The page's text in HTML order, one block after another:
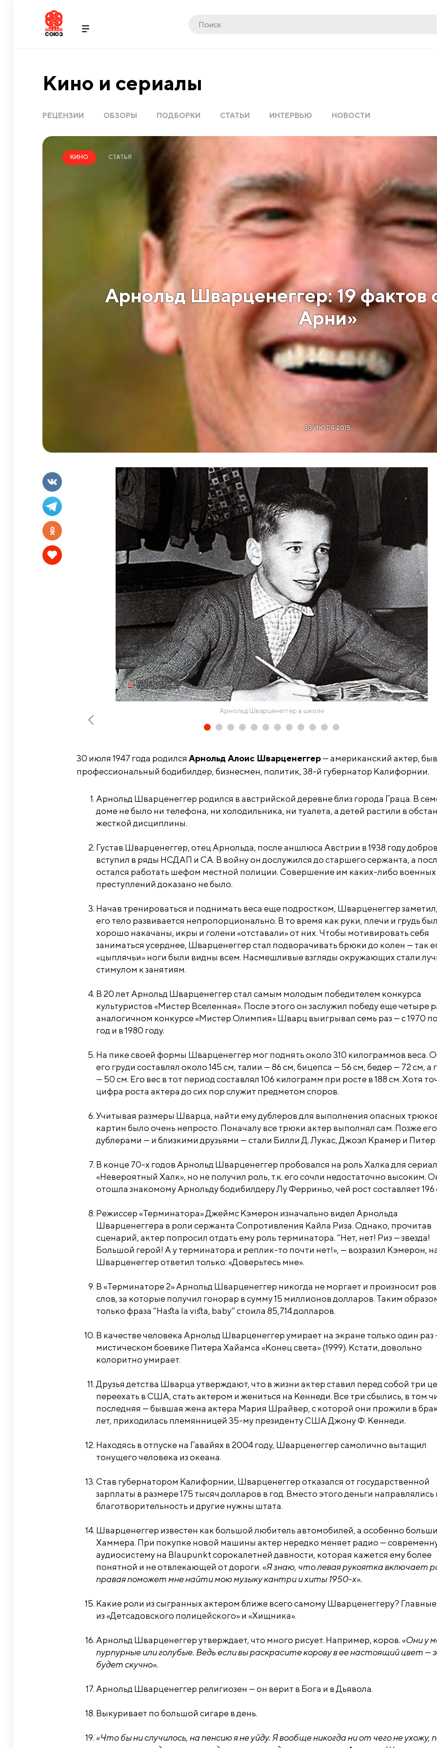
Кино и сериалы
РЕЦЕНЗИИ ОБЗОРЫ ПОДБОРКИ СТАТЬИ ИНТЕРВЬЮ НОВОСТИ
Арнольд Шварценеггер: 19 фактов
Арни»
КИНО СТАТЬЯ
30 ИЮЛЯ 2015
Арнольд Шварценеггер в школе
30 июля 1947 года родился Арнольд Алоис Шварценеггер— американский актер,
профессиональный бодибилдер, бизнесмен, политик, 38-й губернатор Калифорнии.
Арнольд Шварценеггер родился в австрийской деревне близ города Граца. В
доме не было ни телефона, ни холодильника, ни туалета, а детей растили в
жесткой дисциплины.
Густав Шварценеггер, отец Арнольда, после аншлюса Австрии в 1938 году
вступил в ряды НСДАП и СА. В войну он дослужился до старшего сержанта, а
остался работать шефом местной полиции. Совершение им каких-либо военных
преступлений доказано не было.
Начав тренироваться и поднимать веса еще подростком, Шварценеггер
его тело развивается непропорционально. В то время как руки, плечи и грудь
хорошо накачаны, икры и голени «отставали» от них. Чтобы мотивировать себя
заниматься усерднее, Шварценеггер стал подворачивать брюки до колен — так
«цыплячьи» ноги были видны всем. Насмешливые взгляды окружающих стали
стимулом к занятиям.
В 20 лет Арнольд Шварценеггер стал самым молодым победителем конкурса
культуристов «Мистер Вселенная». После этого он заслужил победу еще четыре
аналогичном конкурсе «Мистер Олимпия» Шварц выигрывал семь раз — с 1970 по
год и в 1980 году.
На пике своей формы Шварценеггер мог поднять около 310 килограммов веса.
его груди составлял около 145 см, талии — 86 см, бицепса — 56 см, бедер — 72 см, а
— 50 см. Его вес в тот период составлял 106 килограмм при росте в 188 см. Хотя
цифра роста актера до сих пор служит предметом споров.
Учитывая размеры Шварца, найти ему дублеров для выполнения опасных
картин было очень непросто. Поначалу все трюки актер выполнял сам. Позже его
дублерами — и близкими друзьями — стали Билли Д. Лукас, Джоэл Крамер и Питер
В конце 70-х годов Арнольд Шварценеггер пробовался на роль Халка для
«Невероятный Халк», но не получил роль, т.к. его сочли недостаточно высоким.
отошла знакомому Арнольду бодибилдеру Лу Ферриньо, чей рост составляет 196
Режиссер «Терминатора» Джеймс Кэмерон изначально видел Арнольда
Шварценеггера в роли сержанта Сопротивления Кайла Риза. Однако, прочитав
сценарий, актер попросил отдать ему роль терминатора. “Нет, нет! Риз — звезда!
Большой герой! А у терминатора и реплик-то почти нет!», — возразил Кэмерон,
Шварценеггер ответил только: «Доверьтесь мне».
В «Терминаторе 2» Арнольд Шварценеггер никогда не моргает и произносит
слов, за которые получил гонорар в сумму 15 миллионов долларов. Таким
только фраза “Hasta la vista, baby” стоила 85,714 долларов.
В качестве человека Арнольд Шварценеггер умирает на экране только один раз
мистическом боевике Питера Хайамса «Конец света» (1999). Кстати, довольно
колоритно умирает.
Друзья детства Шварца утверждают, что в жизни актер ставил перед собой три
переехать в США, стать актером и жениться на Кеннеди. Все три сбылись, в том
последняя — бывшая жена актера Мария Шрайвер, с которой они прожили в
лет, приходилась племянницей 35-му президенту США Джону Ф. Кеннеди.
Находясь в отпуске на Гавайях в 2004 году, Шварценеггер самолично вытащил
тонущего человека из океана.
Став губернатором Калифорнии, Шварценеггер отказался от государственной
зарплаты в размере 175 тысяч долларов в год. Вместо этого деньги направлялись
благотворительность и другие нужны штата.
Шварценеггер известен как большой любитель автомобилей, а особенно
Хаммера. При покупке новой машины актер нередко меняет радио —
аудиосистему на Blaupunkt сорокалетней давности, которая кажется ему более
понятной и не отвлекающей от дороги. «Я знаю, что левая рукоятка включает
правая поможет мне найти мою музыку кантри и хиты 1950-х».
Какие роли из сыгранных актером ближе всего самому Шварценеггеру? Главные
из «Детсадовского полицейского» и «Хищника».
Арнольд Шварценеггер утверждает, что много рисует. Например, коров. «Они у
пурпурные или голубые. Ведь если вы раскрасите корову в ее настоящий цвет —
будет скучно».
Арнольд Шварценеггер религиозен — он верит в Бога и в Дьявола.
Выкуривает по большой сигаре в день.
«Что бы ни случилось, на пенсию я не уйду. Я вообще никогда ни от чего не ухожу,